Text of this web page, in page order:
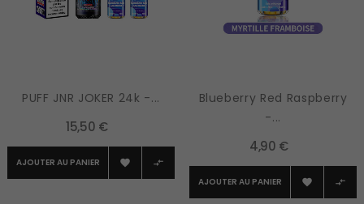
PUFF JNR JOKER 24k -...
15,50 €
AJOUTER AU PANIER  
Blueberry Red Raspberry
-...
4,90 €
AJOUTER AU PANIER  